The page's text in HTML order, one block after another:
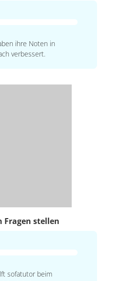
ihre Noten in
verbessert.
Fragen stellen
sofatutor beim